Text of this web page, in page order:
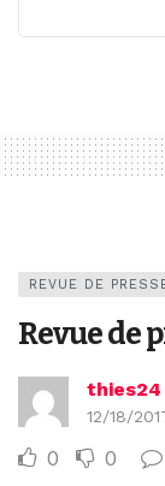
REVUE DE
Revue de
thies24
12/18/
0 0